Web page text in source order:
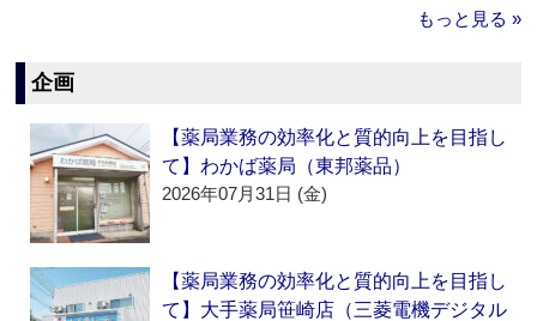
もっと見る »
企画
【薬局業務の効率化と質的向上を目指し
て】わかば薬局（東邦薬品）
2026年07月31日 (金)
【薬局業務の効率化と質的向上を目指し
て】大手薬局笹崎店（三菱電機デジタル